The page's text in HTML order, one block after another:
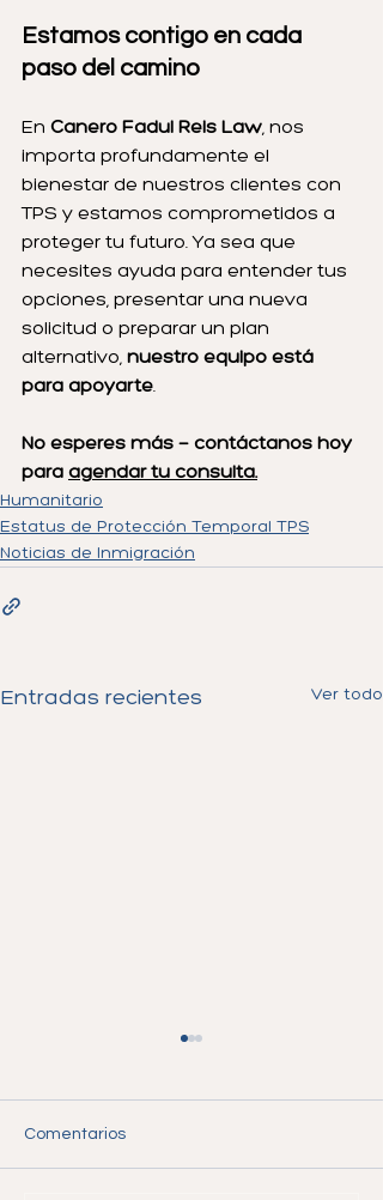
Estamos contigo en cada
paso del camino
En Canero Fadul Reis Law, nos
importa profundamente el
bienestar de nuestros clientes con
TPS y estamos comprometidos a
proteger tu futuro. Ya sea que
necesites ayuda para entender tus
opciones, presentar una nueva
solicitud o preparar un plan
alternativo, nuestro equipo está
para apoyarte.
No esperes más — contáctanos hoy
para agendar tu consulta.
Humanitario
Estatus de Protección Temporal TPS
Noticias de Inmigración
Entradas recientes Ver todo
Comentarios